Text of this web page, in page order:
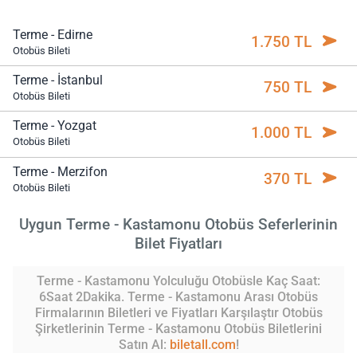
Terme - Edirne
Otobüs Bileti 1.750 TL
Terme - İstanbul
Otobüs Bileti 750 TL
Terme - Yozgat
Otobüs Bileti 1.000 TL
Terme - Merzifon
Otobüs Bileti 370 TL
Uygun Terme - Kastamonu Otobüs Seferlerinin
Bilet Fiyatları
Terme - Kastamonu Yolculuğu Otobüsle Kaç Saat:
6Saat 2Dakika. Terme - Kastamonu Arası Otobüs
Firmalarının Biletleri ve Fiyatları Karşılaştır Otobüs
Şirketlerinin Terme - Kastamonu Otobüs Biletlerini
Satın Al: biletall.com!